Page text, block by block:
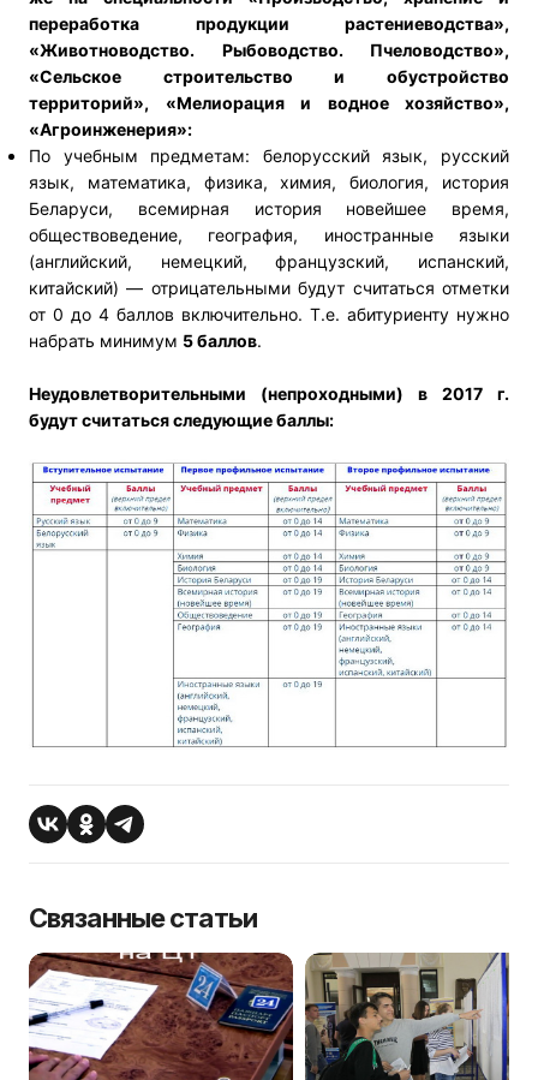
переработка продукции растениеводства»,
«Животноводство. Рыбоводство. Пчеловодство»,
«Сельское строительство и обустройство
территорий», «Мелиорация и водное хозяйство»,
«Агроинженерия»:
По учебным предметам: белорусский язык, русский
язык, математика, физика, химия, биология, история
Беларуси, всемирная история новейшее время,
обществоведение, география, иностранные языки
(английский, немецкий, французский, испанский,
китайский) — отрицательными будут считаться отметки
от 0 до 4 баллов включительно. Т.е. абитуриенту нужно
набрать минимум 5 баллов.
Неудовлетворительными (непроходными) в 2017 г.
будут считаться следующие баллы:
Связанные статьи